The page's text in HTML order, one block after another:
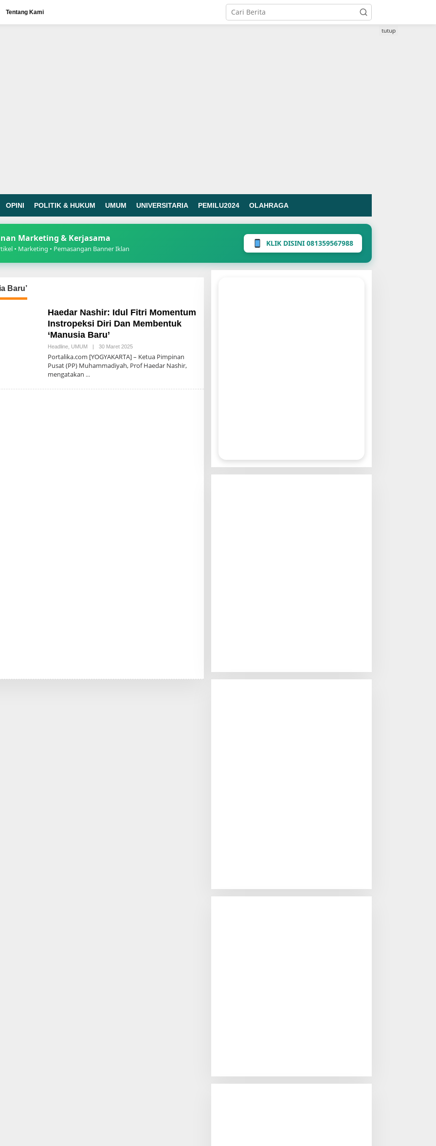
Tentang Kami
OPINI POLITIK & HUKUM UMUM UNIVERSITARIA PEMILU2024 OLAHRAGA
tutup
Marketing & Kerjasama
• Marketing • Pemasangan Banner Iklan
KLIK DISINI 081359567988
Baru’
Haedar Nashir: Idul Fitri Momentum
Instropeksi Diri Dan Membentuk
‘Manusia Baru’
Headline, UMUM | 30 Maret 2025Oleh
19
Portalika.com [YOGYAKARTA] – Ketua Pimpinan
Pusat (PP) Muhammadiyah, Prof Haedar Nashir,
mengatakan